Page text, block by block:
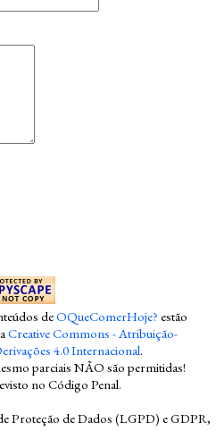
deOQueComerHoje? estão
Creative Commons - Atribuição-
4.0 Internacional.
parciais NÃO são permitidas!
no Código Penal.
Proteção de Dados (LGPD) e GDPR,